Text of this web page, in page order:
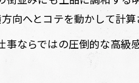
向へとコテを動かして計
事ならではの圧倒的な高